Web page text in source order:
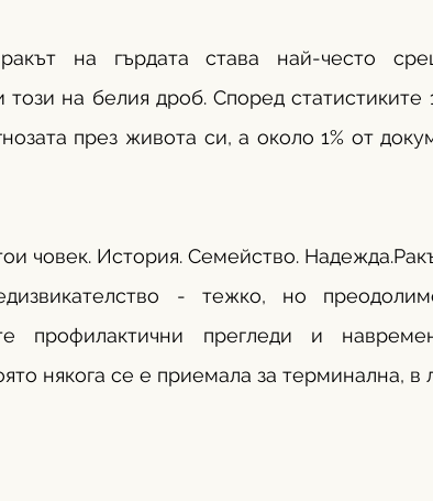
на гърдата става най-често
този на белия дроб. Според
през живота си, а около 1% от
човек. История. Семейство.
- тежко, но
профилактични прегледи и
някога се е приемала за терминална, в